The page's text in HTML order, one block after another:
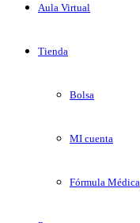
Aula Virtual
Tienda
Bolsa
MI cuenta
Fórmula Médica